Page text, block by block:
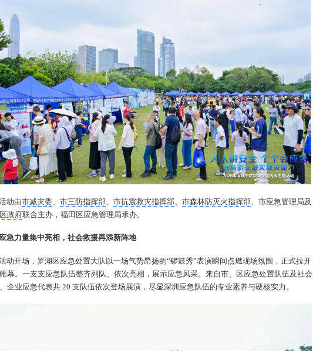
动由市减灾委、市三防指挥部、市抗震救灾指挥部、市森林防灭火指挥部、市应急管理局及
政府联合主办，福田区应急管理局承办。
急力量集中亮相，社会救援再添新阵地
动开场，罗湖区应急处置大队以一场气势昂扬的“锣鼓秀”表演瞬间点燃现场氛围，正式拉开
幕。一支支应急队伍整齐列队、依次亮相，展示应急风采。来自市、区应急处置队伍及社会
企业应急代表共 20 支队伍依次登场展演，尽显深圳应急队伍的专业素养与硬核实力。